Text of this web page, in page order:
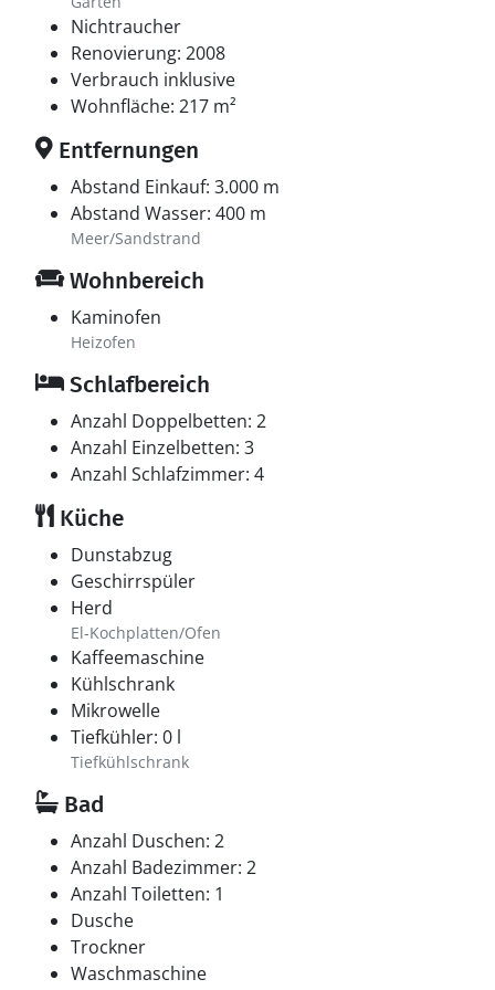
Nichtraucher
Renovierung: 2008
Verbrauch inklusive
Wohnfläche: 217 m²
Entfernungen
Abstand Einkauf: 3.000 m
Abstand Wasser: 400 m
Meer/Sandstrand
Wohnbereich
Kaminofen
Heizofen
Schlafbereich
Anzahl Doppelbetten: 2
Anzahl Einzelbetten: 3
Anzahl Schlafzimmer: 4
Küche
Dunstabzug
Geschirrspüler
Herd
El-Kochplatten/Ofen
Kaffeemaschine
Kühlschrank
Mikrowelle
Tiefkühler: 0 l
Tiefkühlschrank
Bad
Anzahl Duschen: 2
Anzahl Badezimmer: 2
Anzahl Toiletten: 1
Dusche
Trockner
Waschmaschine